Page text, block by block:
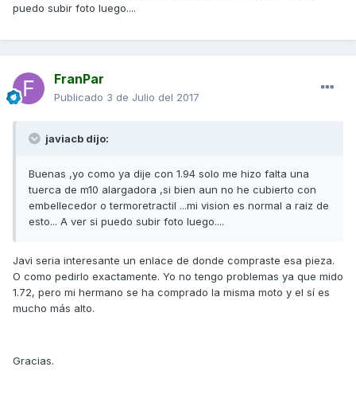
puedo subir foto luego....
FranPar
Publicado 3 de Julio del 2017
javiacb dijo:
Buenas ,yo como ya dije con 1.94 solo me hizo falta una
tuerca de m10 alargadora ,si bien aun no he cubierto con
embellecedor o termoretractil ...mi vision es normal a raiz de
esto... A ver si puedo subir foto luego....
Javi seria interesante un enlace de donde compraste esa pieza.
O como pedirlo exactamente. Yo no tengo problemas ya que mido
1.72, pero mi hermano se ha comprado la misma moto y el sí es
mucho más alto.
Gracias.